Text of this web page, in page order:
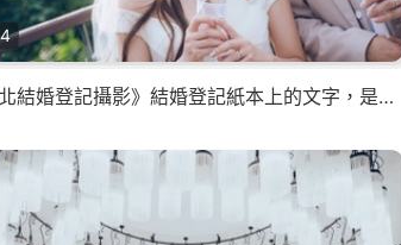
《台北結婚登記攝影》結婚登記紙本上的文字，是愛情最實際的形狀